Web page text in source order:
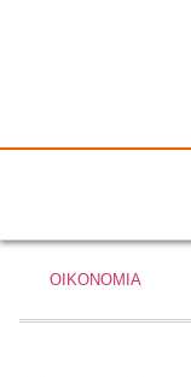
ΟΙΚΟΝΟΜΙΑ